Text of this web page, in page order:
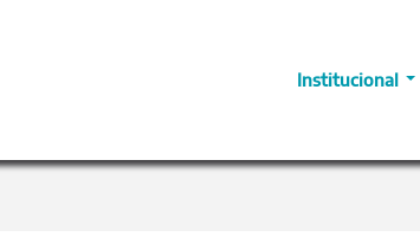
Institucional